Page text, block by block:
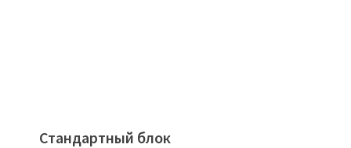
Стандартный блок